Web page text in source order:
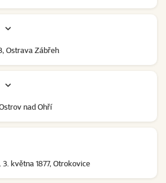
Ostrava Zábřeh
nad Ohří
3. května 1877, Otrokovice